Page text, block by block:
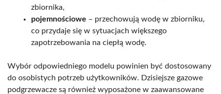
zbiornika,
pojemnościowe – przechowują wodę w zbiorniku,
co przydaje się w sytuacjach większego
zapotrzebowania na ciepłą wodę.
Wybór odpowiedniego modelu powinien być dostosowany
do osobistych potrzeb użytkowników. Dzisiejsze gazowe
podgrzewacze są również wyposażone w zaawansowane